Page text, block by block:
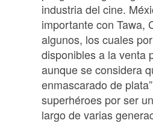
industria del cine.
importante con Tawa,
algunos, los cuales
disponibles a la venta
aunque se considera
enmascarado de
superhéroes por ser
largo de varias